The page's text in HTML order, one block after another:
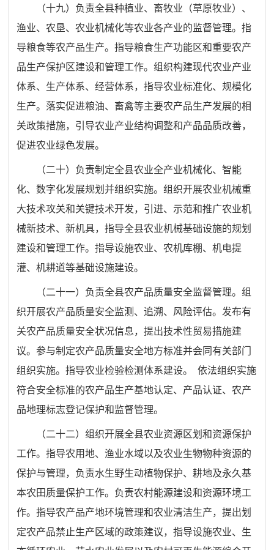
（十九） 负责全县种植业、畜牧业 （草原牧业） 、
渔业、农垦、农业机械化等农业各产业的监督管理。指
导粮食等农产品生产。指导粮食生产功能区和重要农产
品生产保护区建设和管理工作。组织构建现代农业产业
体系、生产体系、经营体系，指导农业标准化、规模化
生产。落实促进粮油、畜禽等主要农产品生产发展的相
关政策措施，引导农业产业结构调整和产品品质改善，
促进农业绿色发展。
（二十）负责制定全县农业全产业机械化、智能
化、数字化发展规划并组织实施。组织开展农业机械重
大技术攻关和关键技术开发，引进、示范和推广农业机
械新技术、新机具，指导全县农业机械基础设施的规划
建设和管理工作。指导设施农业、农机库棚、机电提
灌、机耕道等基础设施建设。
（二十一）负责全县农产品质量安全监督管理。组
织开展农产品质量安全监测、追溯、风险评估。发布有
关农产品质量安全状况信息，提出技术性贸易措施建
议。参与制定农产品质量安全地方标准并会同有关部门
组织实施。指导农业检验检测体系建设。
依法组织实施
符合安全标准的农产品生产基地认定、产品认证、农产
品地理标志登记保护和监督管理。
（二十二）组织开展全县农业资源区划和资源保护
工作。指导农用地、渔业水域以及农业生物物种资源的
保护与管理，负责水生野生动植物保护、耕地及永久基
本农田质量保护工作。负责农村能源建设和资源环境工
作。指导农产品产地环境管理和农业清洁生产，提出划
定农产品禁止生产区域的政策建议，指导设施农业、生